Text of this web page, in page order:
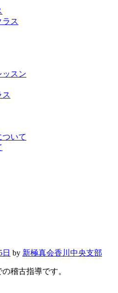
ラス
ッスン
ス
ついて
by 新極真会香川中央支部
稽古指導です。